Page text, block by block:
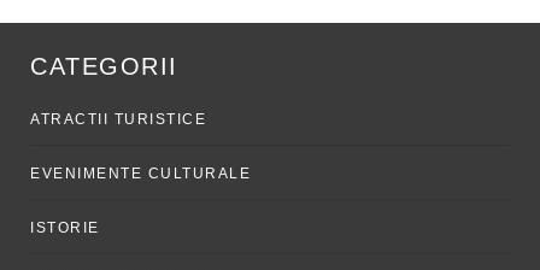
CATEGORII
ATRACTII TURISTICE
EVENIMENTE CULTURALE
ISTORIE